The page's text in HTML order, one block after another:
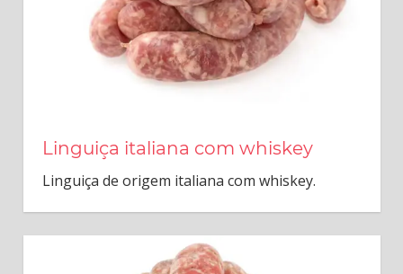
Linguiça italiana com whiskey
Linguiça de origem italiana com whiskey.